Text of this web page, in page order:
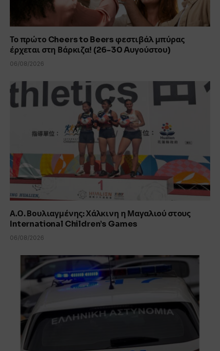
Το πρώτο Cheers to Beers φεστιβάλ μπύρας
έρχεται στη Βάρκιζα! (26-30 Aυγούστου)
06/08/2026
Α.Ο. Βουλιαγμένης: Χάλκινη η Μαγαλιού στους
International Children’s Games
06/08/2026